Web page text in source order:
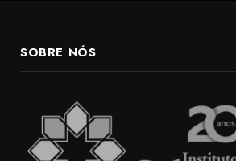
SOBRE NÓS